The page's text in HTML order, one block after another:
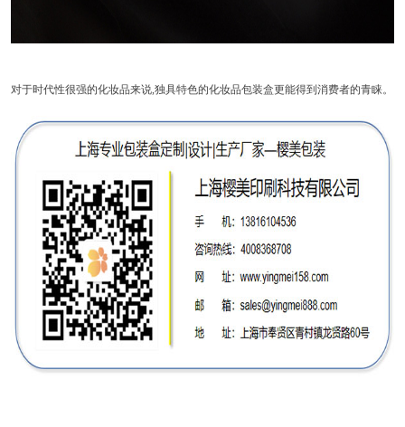
对于时代性很强的化妆品来说,独具特色的化妆品包装盒更能得到消费者的青睐。